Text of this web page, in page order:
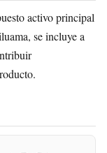
activo principal
se incluye a